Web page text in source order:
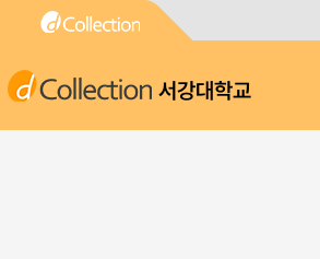
서강대학교